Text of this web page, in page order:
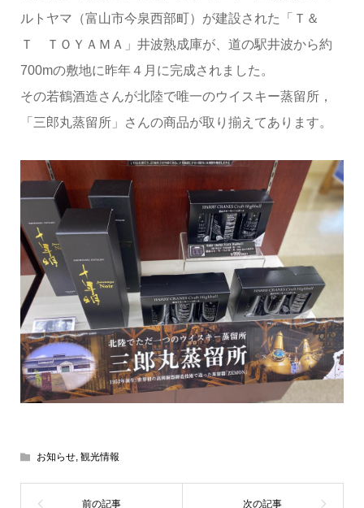
ルトヤマ（富山市今泉西部町）が建設された「Ｔ＆
Ｔ ＴＯＹＡＭＡ」井波熟成庫が、道の駅井波から約
700mの敷地に昨年４月に完成されました。
その若鶴酒造さんが北陸で唯一のウイスキー蒸留所，
「三郎丸蒸留所」さんの商品が取り揃えてあります。
お知らせ, 観光情報